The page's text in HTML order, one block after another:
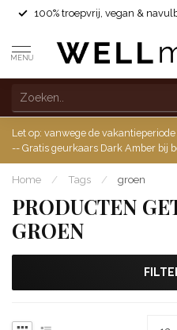
100% troepvrij, vegan &
MENU
Let op: vanwege de
-- Gratis geurkaars Dark Amber bij
Home / Tags / groen
PRODUCTEN
GROEN